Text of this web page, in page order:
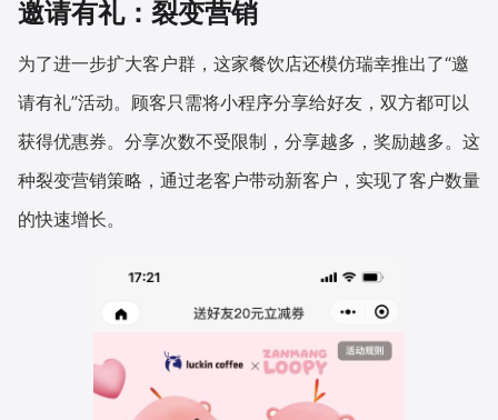
邀请有礼：裂变营销
为了进一步扩大客户群，这家餐饮店还模仿瑞幸推出了“邀
请有礼”活动。顾客只需将小程序分享给好友，双方都可以
获得优惠券。分享次数不受限制，分享越多，奖励越多。这
种裂变营销策略，通过老客户带动新客户，实现了客户数量
的快速增长。